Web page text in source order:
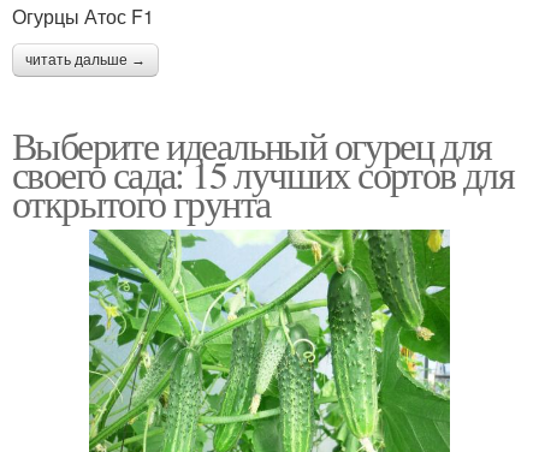
Огурцы Атос F1
читать дальше →
Выберите идеальный огурец для
своего сада: 15 лучших сортов для
открытого грунта